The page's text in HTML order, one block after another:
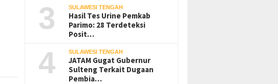
3 SULAWESI TENGAH
Hasil Tes Urine Pemkab
Parimo: 28 Terdeteksi
Posit…
4 SULAWESI TENGAH
JATAM Gugat Gubernur
Sulteng Terkait Dugaan
Pembia…